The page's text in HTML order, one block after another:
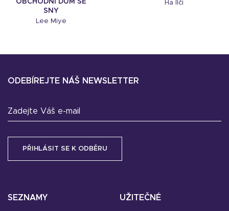
OBCHODNÍ DŮM SE
SNY
Lee Miye
Ha Ilči
SEZNAMY UŽITEČNÉ
ODEBÍREJTE NÁŠ NEWSLETTER
Zadejte Váš e-mail